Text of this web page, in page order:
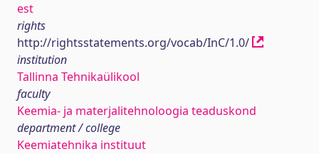
est
rights
http://rightsstatements.org/vocab/InC/1.0/
institution
Tallinna Tehnikaülikool
faculty
Keemia- ja materjalitehnoloogia teaduskond
department / college
Keemiatehnika instituut